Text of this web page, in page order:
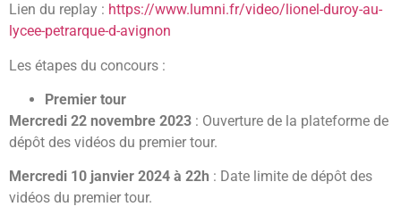
Lien du replay : https://www.lumni.fr/video/lionel-duroy-au-
lycee-petrarque-d-avignon
Les étapes du concours :
Premier tour
Mercredi 22 novembre 2023 : Ouverture de la plateforme de
dépôt des vidéos du premier tour.
Mercredi 10 janvier 2024 à 22h : Date limite de dépôt des
vidéos du premier tour.